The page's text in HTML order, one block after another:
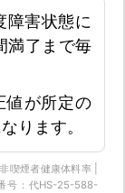
障害状態に
満了まで毎
値が所定の
ります。
喫煙者健康体料率 |
号：代HS-25-588-